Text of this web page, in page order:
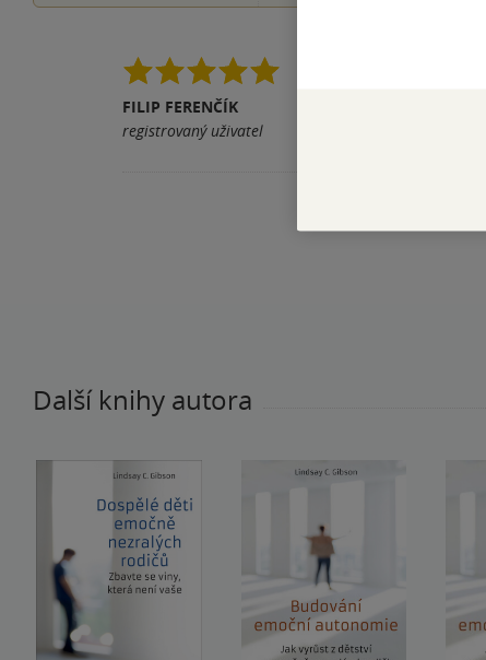
FILIP FERENČÍK
registrovaný uživatel
Docela banger,
Další knihy autora